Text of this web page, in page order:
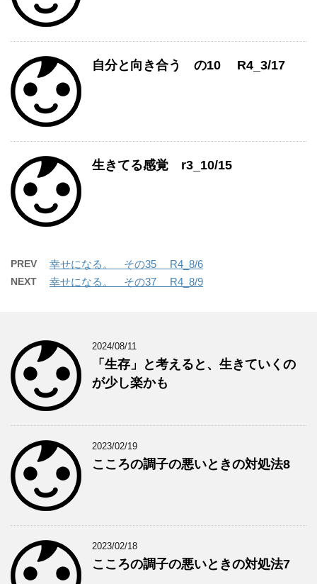
自分と向き合う の10 R4_3/17
生きてる感覚 r3_10/15
PREV 幸せになる。 その35 R4_8/6
NEXT 幸せになる。 その37 R4_8/9
2024/08/11
「生存」と考えると、生きていくの
が少し楽かも
2023/02/19
こころの調子の悪いときの対処法8
2023/02/18
こころの調子の悪いときの対処法7